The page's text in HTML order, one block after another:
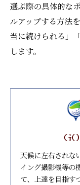
選ぶ際の具体的な
ルアップする方法
当に続けられる」
します。
天候に左右されな
イング撮影機等の
て、上達を目指す